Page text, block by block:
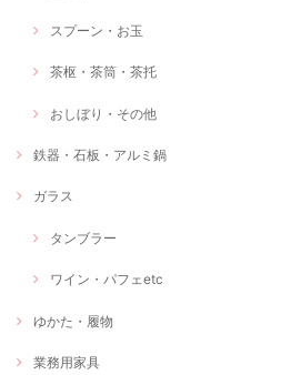
スプーン・お玉
茶枢・茶筒・茶托
おしぼり・その他
鉄器・石板・アルミ鍋
ガラス
タンブラー
ワイン・パフェetc
ゆかた・履物
業務用家具